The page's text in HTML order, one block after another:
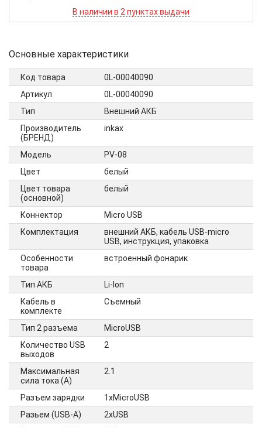
В наличии в 2 пунктах выдачи
Основные характеристики
Код товара
0L-00040090
Артикул
0L-00040090
Тип
Внешний АКБ
Производитель
(БРЕНД)
inkax
Модель
PV-08
Цвет
белый
Цвет товара
(основной)
белый
Коннектор
Micro USB
Комплектация
внешний АКБ, кабель USB-micro
USB, инструкция, упаковка
Особенности
товара
встроенный фонарик
Тип АКБ
Li-Ion
Кабель в
комплекте
Съемный
Тип 2 разъема
MicroUSB
Количество USB
выходов
2
Максимальная
сила тока (А)
2.1
Разъем зарядки
1xMicroUSB
Разьем (USB-A)
2xUSB